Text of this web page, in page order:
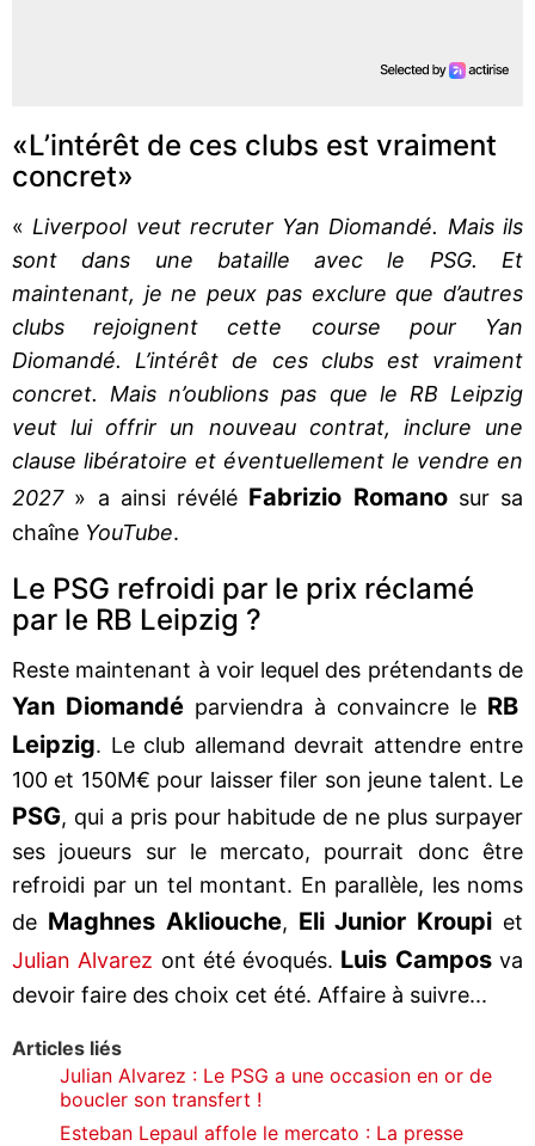
«L’intérêt de ces clubs est vraiment
concret»
« Liverpool veut recruter Yan Diomandé. Mais ils
sont dans une bataille avec le PSG. Et
maintenant, je ne peux pas exclure que d’autres
clubs rejoignent cette course pour Yan
Diomandé. L’intérêt de ces clubs est vraiment
concret. Mais n’oublions pas que le RB Leipzig
veut lui offrir un nouveau contrat, inclure une
clause libératoire et éventuellement le vendre en
2027 » a ainsi révélé Fabrizio Romano sur sa
chaîne YouTube.
Le PSG refroidi par le prix réclamé
par le RB Leipzig ?
Reste maintenant à voir lequel des prétendants de
Yan Diomandé parviendra à convaincre le RB
Leipzig. Le club allemand devrait attendre entre
100 et 150M€ pour laisser filer son jeune talent. Le
PSG, qui a pris pour habitude de ne plus surpayer
ses joueurs sur le mercato, pourrait donc être
refroidi par un tel montant. En parallèle, les noms
de Maghnes Akliouche, Eli Junior Kroupi et
Julian Alvarez ont été évoqués. Luis Camposva
devoir faire des choix cet été. Affaire à suivre...
Articles liés
Julian Alvarez : Le PSG a une occasion en or de
boucler son transfert !
Esteban Lepaul affole le mercato : La presse